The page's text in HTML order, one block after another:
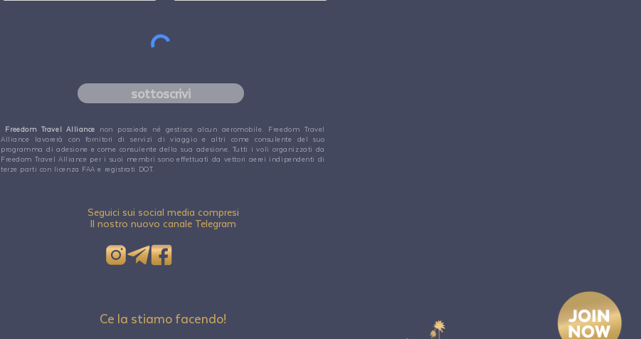
sottoscrivi
Freedom Travel Alliance non possiede né gestisce alcun aeromobile. Freedom Travel
Alliance lavorerà con fornitori di servizi di viaggio e altri come consulente del suo
programma di adesione e come consulente della sua adesione. Tutti i voli organizzati da
Freedom Travel Alliance per i suoi membri sono effettuati da vettori aerei indipendenti di
terze parti con licenza FAA e registrati DOT.
Seguici sui social media compresi
Il nostro nuovo canale Telegram
Ce la stiamo facendo!